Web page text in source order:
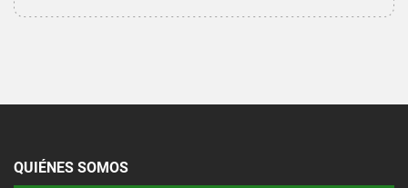
QUIÉNES SOMOS